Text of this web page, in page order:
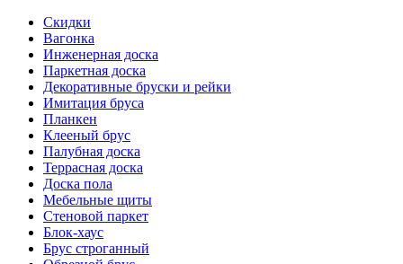
Скидки
Вагонка
Инженерная доска
Паркетная доска
Декоративные бруски и рейки
Имитация бруса
Планкен
Клееный брус
Палубная доска
Террасная доска
Доска пола
Мебельные щиты
Стеновой паркет
Блок-хаус
Брус строганный